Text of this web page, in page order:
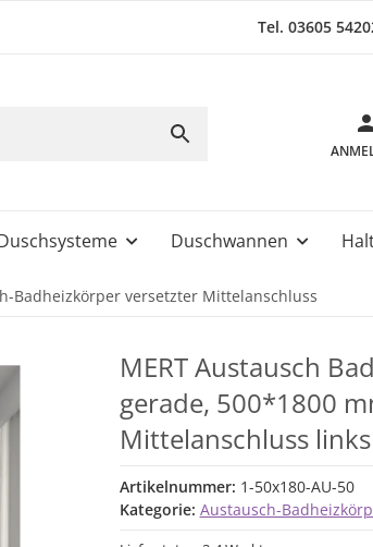
Tel. 03605
Duschwannen
Badheizkörper versetzter Mittelanschluss
MERT Austausch
gerade, 500*1800
Mittelanschluss
Artikelnummer: 1-50x180-AU-50
Kategorie: Austausch-